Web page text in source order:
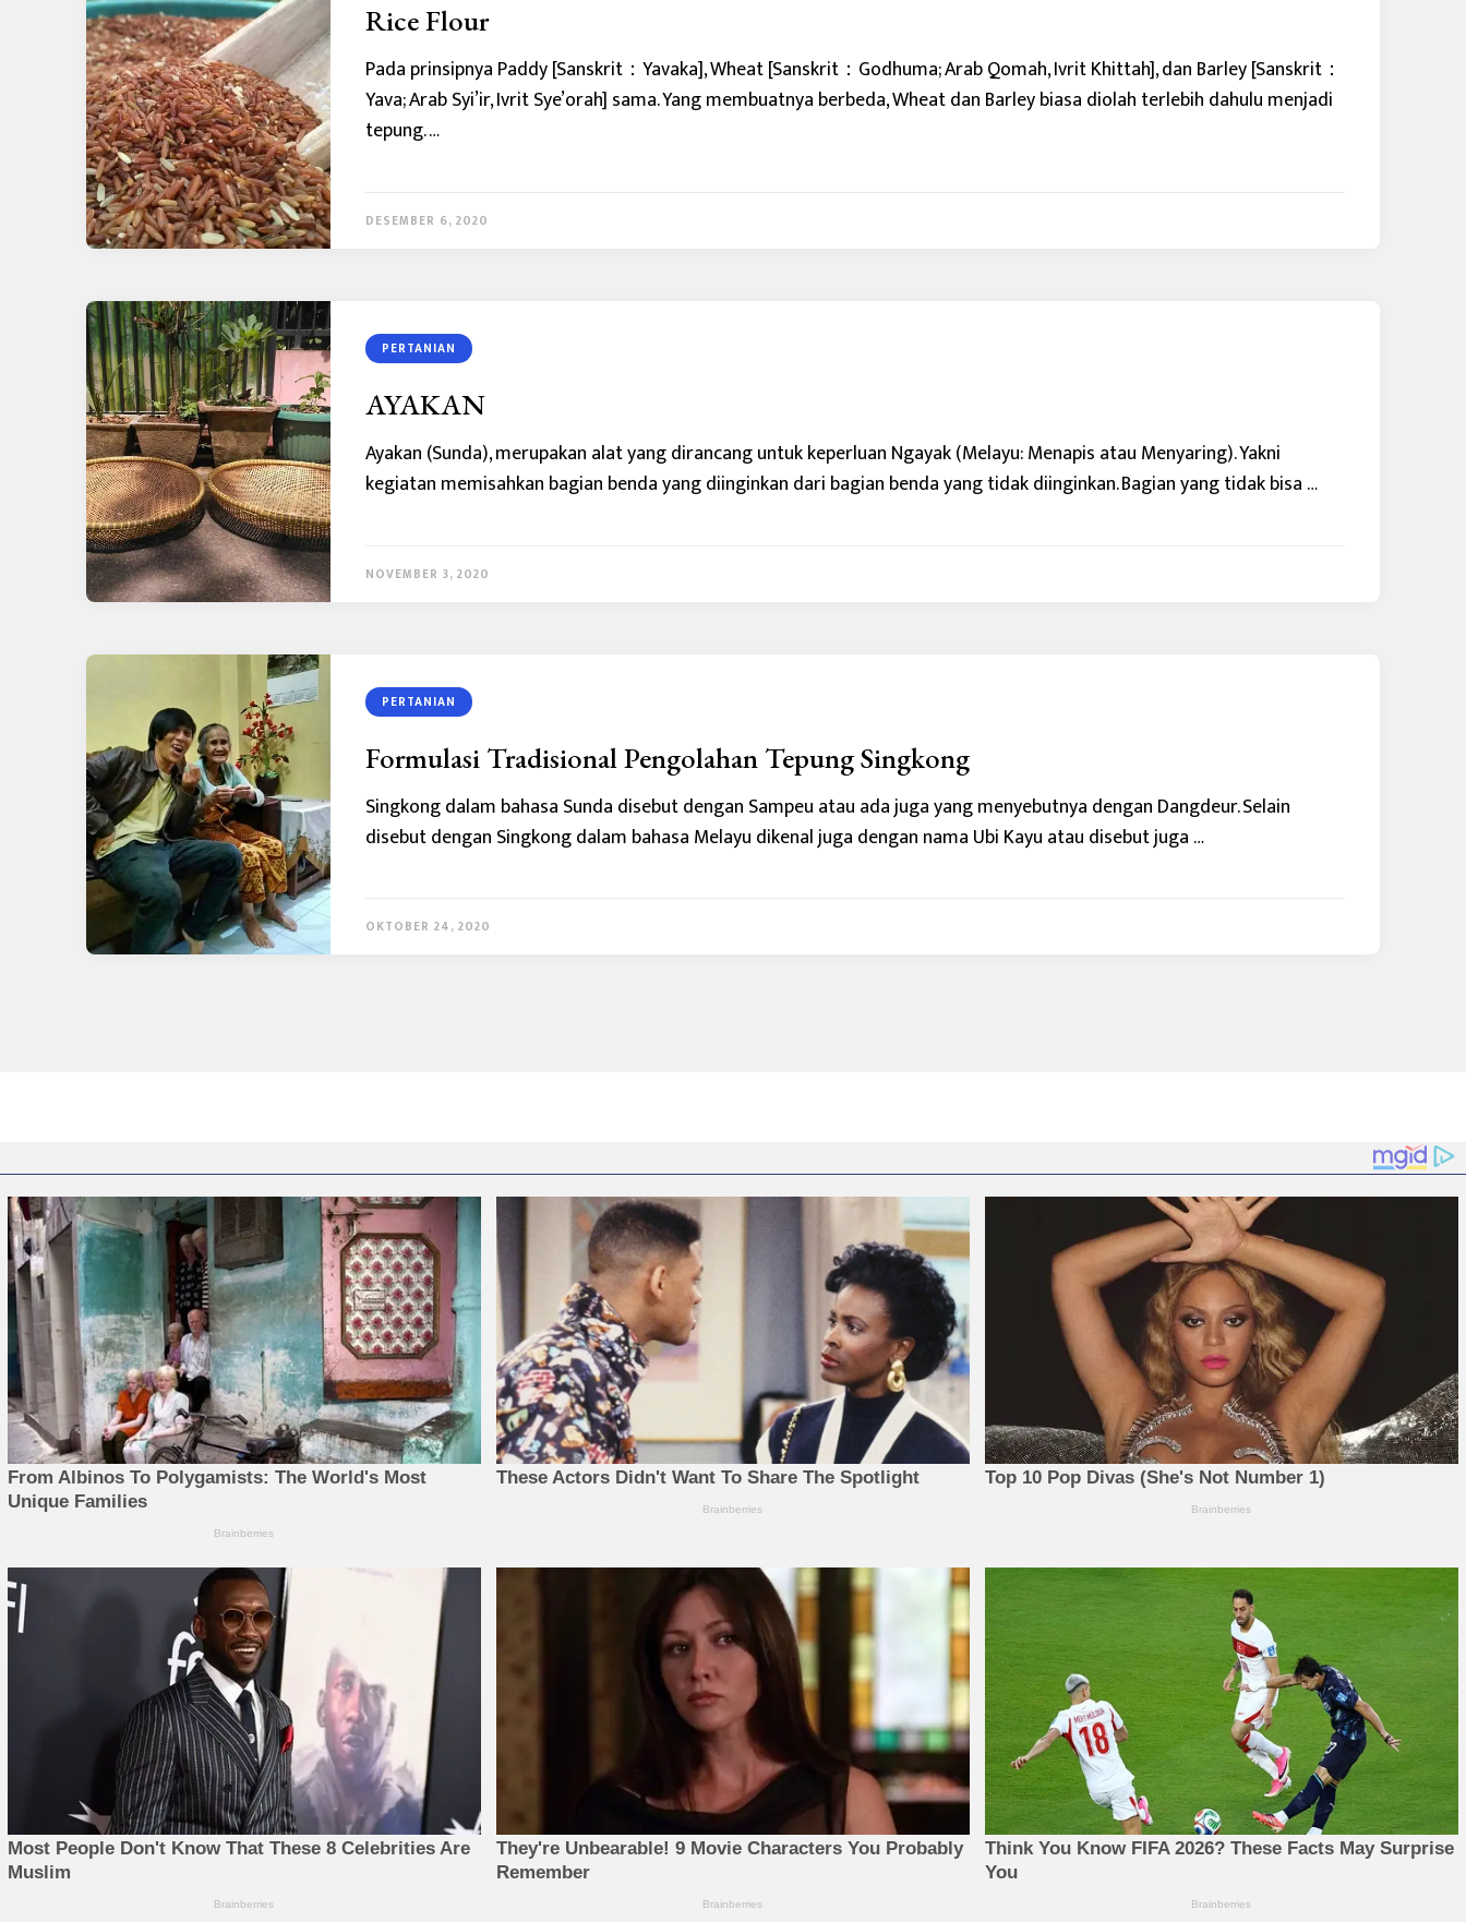
Rice Flour
Pada prinsipnya Paddy [Sanskrit：Yavaka], Wheat [Sanskrit：Godhuma; Arab Qomah, Ivrit Khittah], dan Barley [Sanskrit：
Yava; Arab Syi’ir, Ivrit Sye’orah] sama. Yang membuatnya berbeda, Wheat dan Barley biasa diolah terlebih dahulu menjadi
tepung. …
DESEMBER 6, 2020
PERTANIAN
AYAKAN
Ayakan (Sunda), merupakan alat yang dirancang untuk keperluan Ngayak (Melayu: Menapis atau Menyaring). Yakni
kegiatan memisahkan bagian benda yang diinginkan dari bagian benda yang tidak diinginkan. Bagian yang tidak bisa …
NOVEMBER 3, 2020
PERTANIAN
Formulasi Tradisional Pengolahan Tepung Singkong
Singkong dalam bahasa Sunda disebut dengan Sampeu atau ada juga yang menyebutnya dengan Dangdeur. Selain
disebut dengan Singkong dalam bahasa Melayu dikenal juga dengan nama Ubi Kayu atau disebut juga …
OKTOBER 24, 2020